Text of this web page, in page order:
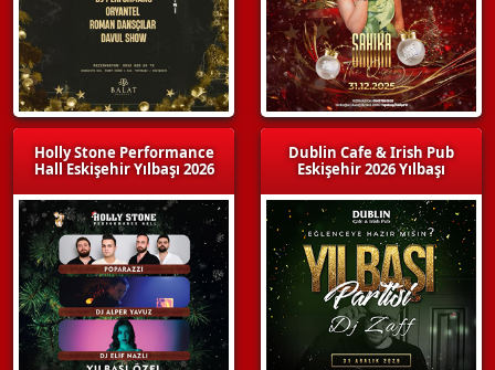
Holly Stone Performance
Hall Eskişehir Yılbaşı 2026
Dublin Cafe & Irish Pub
Eskişehir 2026 Yılbaşı